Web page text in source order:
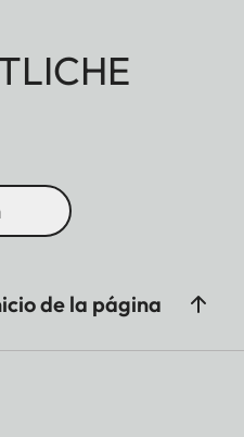
de la página